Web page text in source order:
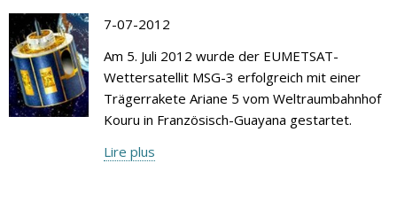
7-07-2012
Am 5. Juli 2012 wurde der EUMETSAT-
Wettersatellit MSG-3 erfolgreich mit einer
Trägerrakete Ariane 5 vom Weltraumbahnhof
Kouru in Französisch-Guayana gestartet.
Lire plus